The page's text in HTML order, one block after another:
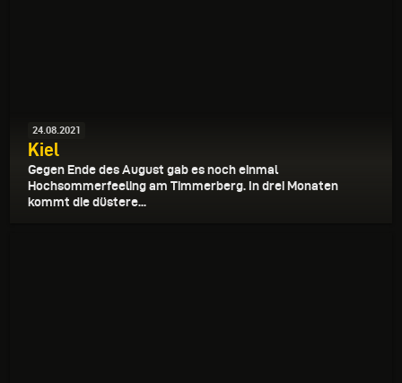
24.08.2021
Kiel
Gegen Ende des August gab es noch einmal
Hochsommerfeeling am Timmerberg. In drei Monaten
kommt die düstere...